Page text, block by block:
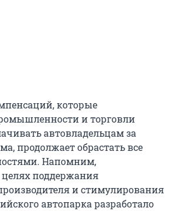
которые
и торговли
автовладельцам за
продолжает обрастать все
Напомним,
целях поддержания
и стимулирования
автопарка разработало